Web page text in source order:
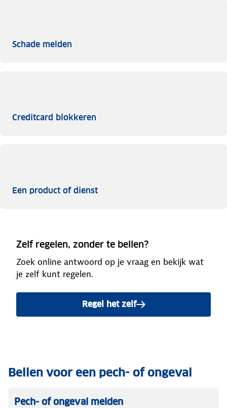
Schade melden
Creditcard blokkeren
Een product of dienstEen product of dienst
Zelf regelen, zonder te bellen?
Zoek online antwoord op je vraag en bekijk wat
je zelf kunt regelen.
Regel het zelf
Bellen voor een pech- of ongeval
Pech- of ongeval melden